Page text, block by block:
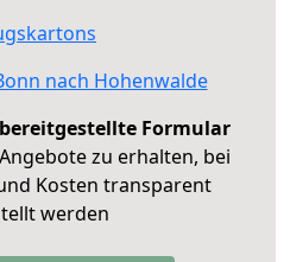
nach Hohenwalde
Formular
zu erhalten, bei
Kosten transparent
werden